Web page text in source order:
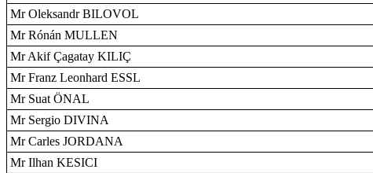
Mr Oleksandr BILOVOL
Mr Rónán MULLEN
Mr Akif Çagatay KILIÇ
Mr Franz Leonhard ESSL
Mr Suat ÖNAL
Mr Sergio DIVINA
Mr Carles JORDANA
Mr Ilhan KESICI